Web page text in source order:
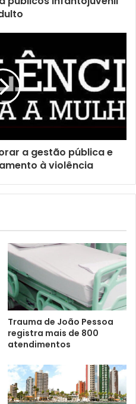
a gestão pública e
à violência
Trauma de João Pessoa
registra mais de 800
atendimentos